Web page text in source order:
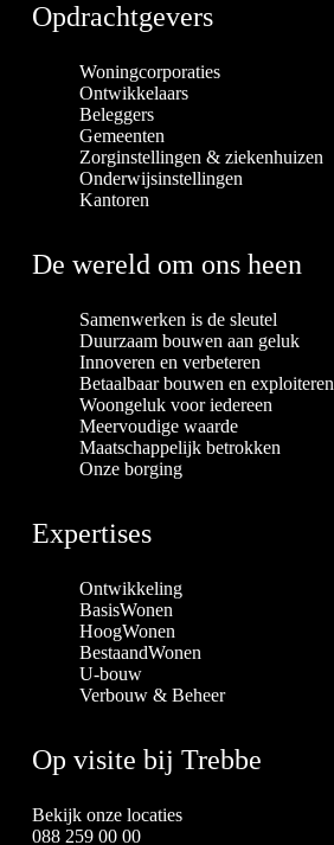
Opdrachtgevers
Woningcorporaties
Ontwikkelaars
Beleggers
Gemeenten
Zorginstellingen & ziekenhuizen
Onderwijsinstellingen
Kantoren
De wereld om ons heen
Samenwerken is de sleutel
Duurzaam bouwen aan geluk
Innoveren en verbeteren
Betaalbaar bouwen en exploiteren
Woongeluk voor iedereen
Meervoudige waarde
Maatschappelijk betrokken
Onze borging
Expertises
Ontwikkeling
BasisWonen
HoogWonen
BestaandWonen
U-bouw
Verbouw & Beheer
Op visite bij Trebbe
Bekijk onze locaties
088 259 00 00